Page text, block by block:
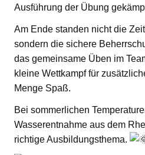
Ausführung der Übung
Am Ende standen nicht die
sondern die sichere
das gemeinsame Üben im
kleine Wettkampf für
Menge Spaß.
Bei sommerlichen
Wasserentnahme aus dem
richtige Ausbildungsthema.